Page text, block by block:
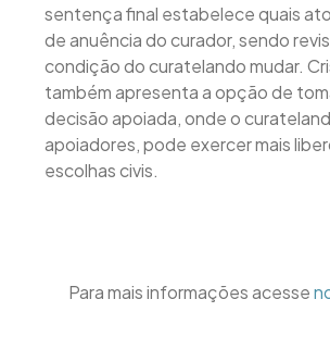
sentença final estabelece quais
de anuência do curador, sendo
condição do curatelando mudar.
também apresenta a opção de
decisão apoiada, onde o
apoiadores, pode exercer mais
escolhas civis.
Para mais informações acesse